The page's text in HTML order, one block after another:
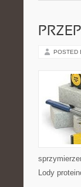
POSTED
Lody